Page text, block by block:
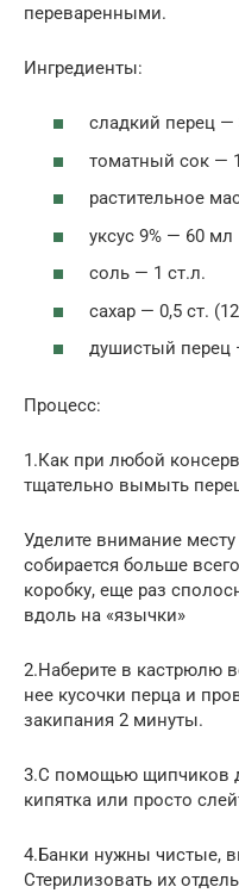
переваренными.
Ингредиенты:
сладкий перец —
томатный сок —
растительное
уксус 9% — 60 мл
соль — 1 ст.л.
сахар — 0,5 ст.
душистый перец
Процесс:
1.Как при любой
тщательно вымыть
Уделите внимание
собирается больше
коробку, еще раз
вдоль на «язычки»
2.Наберите в кастрюлю
нее кусочки перца и
закипания 2 минуты.
3.С помощью щипчиков
кипятка или просто
4.Банки нужны чистые,
Стерилизовать их